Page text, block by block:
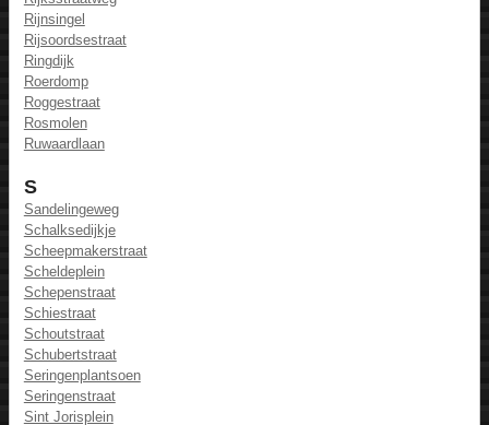
Rijnsingel
Rijsoordsestraat
Ringdijk
Roerdomp
Roggestraat
Rosmolen
Ruwaardlaan
S
Sandelingeweg
Schalksedijkje
Scheepmakerstraat
Scheldeplein
Schepenstraat
Schiestraat
Schoutstraat
Schubertstraat
Seringenplantsoen
Seringenstraat
Sint Jorisplein